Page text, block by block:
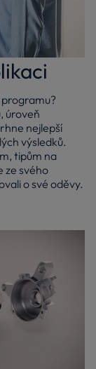
úroveň
nejlepší
výsledků.
tipům na
ze svého
o své oděvy.